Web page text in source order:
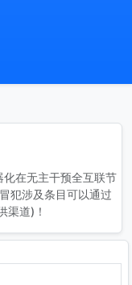
在无主干预全互联节
犯涉及条目可以通过
渠道)！